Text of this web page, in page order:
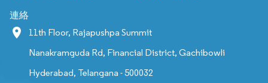
連絡
11th Floor, Rajapushpa Summit
Nanakramguda Rd, Financial District, Gachibowli
Hyderabad, Telangana - 500032